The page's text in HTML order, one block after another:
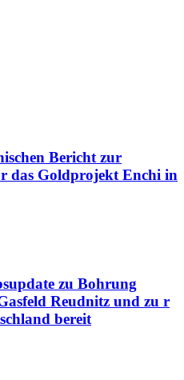
Bericht zur
das Goldprojekt Enchi in
zu Bohrung
Reudnitz und zu r
bereit